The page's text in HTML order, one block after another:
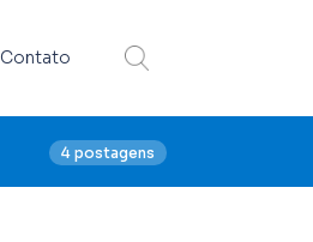
Contato
4 postagens